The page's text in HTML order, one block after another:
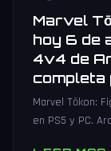
Marvel
hoy 6 de
4v4 de
completa
Marvel Tōkon:
en PS5 y PC.